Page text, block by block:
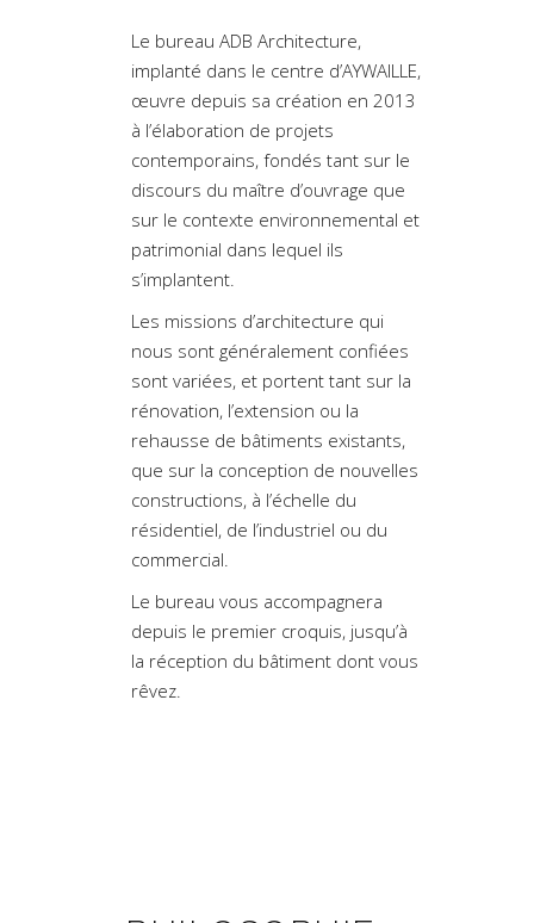
Le bureau ADB Architecture,
implanté dans le centre d’AYWAILLE,
œuvre depuis sa création en 2013
à l’élaboration de projets
contemporains, fondés tant sur le
discours du maître d’ouvrage que
sur le contexte environnemental et
patrimonial dans lequel ils
s’implantent.
Les missions d’architecture qui
nous sont généralement confiées
sont variées, et portent tant sur la
rénovation, l’extension ou la
rehausse de bâtiments existants,
que sur la conception de nouvelles
constructions, à l’échelle du
résidentiel, de l’industriel ou du
commercial.
Le bureau vous accompagnera
depuis le premier croquis, jusqu’à
la réception du bâtiment dont vous
rêvez.